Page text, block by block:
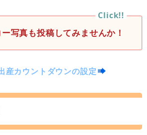
写真も投稿してみませんか！
産カウントダウンの設定